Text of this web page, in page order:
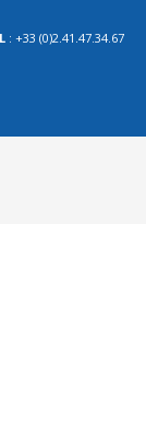
: +33 (0)2.41.47.34.67